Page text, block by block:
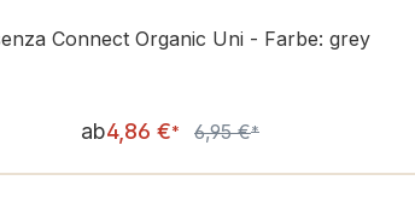
Connect Organic Uni - Farbe: grey
Verkaufspreis:
ab4,86 €* Regulärer Preis:
6,95 €*